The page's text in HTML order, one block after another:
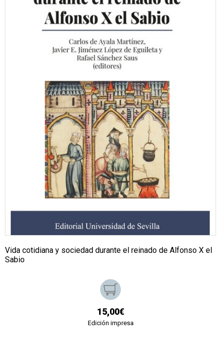
Vida cotidiana y sociedad durante el reinado de Alfonso X el
Sabio
15,00€
Edición impresa